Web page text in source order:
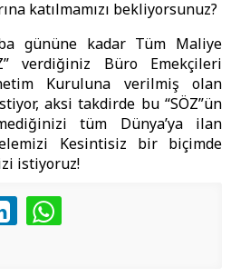
katılmamızı bekliyorsunuz?
gününe kadar Tüm Maliye
verdiğiniz Büro Emekçileri
Kuruluna verilmiş olan
aksi takdirde bu “SÖZ”ün
tüm Dünya’ya ilan
Kesintisiz bir biçimde
istiyoruz!